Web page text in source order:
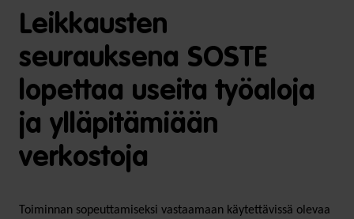
Leikkausten
seurauksena SOSTE
lopettaa useita työaloja
ja ylläpitämiään
verkostoja
Toiminnan sopeuttamiseksi vastaamaan käytettävissä olevaa